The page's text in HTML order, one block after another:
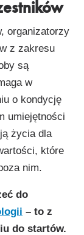
organizatorzy
z zakresu
są
w
o kondycję
umiejętności
życia dla
które
nim.
do
– to z
do startów.